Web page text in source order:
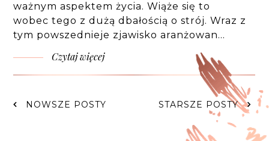
ważnym aspektem życia. Wiąże się to
wobec tego z dużą dbałością o strój. Wraz z
tym powszednieje zjawisko aranżowan…
Czytaj więcej
NOWSZE POSTY STARSZE POSTY